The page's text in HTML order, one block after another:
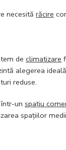
necesită răcire
de climatizare
alegerea
reduse.
un spațiu
spațiilor